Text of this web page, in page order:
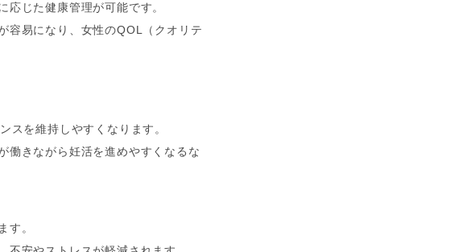
応じた健康管理が可能です。
容易になり、女性のQOL（クオリテ
スを維持しやすくなります。
働きながら妊活を進めやすくなるな
す。